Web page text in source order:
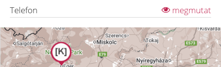
Telefon
megmutat